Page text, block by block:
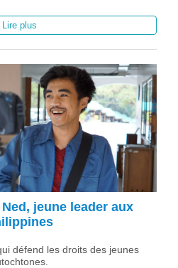
Lire plus
jeune leader aux
défend les droits des jeunes